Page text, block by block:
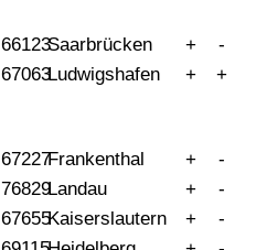
66123Saarbrücken +
-
67063Ludwigshafen + +
67227Frankenthal +
-
76829Landau +
-
67655Kaiserslautern +
-